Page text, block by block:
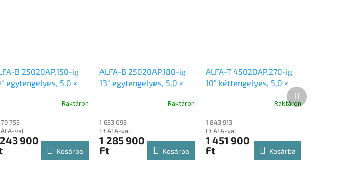
B 25020AP.150-ig
egytengelyes, 5,0 ×
alsókerekes
tréler,
autószállító
Raktáron
753
val
900
Kosárba
ALFA-B 25020AP.180-ig
13″ egytengelyes, 5,0 ×
fékezett alsókerekes
utánfutó tréler,
trailer/autószállító
Raktáron
1 633 093
Ft ÁFA-val
1 285 900
Ft
Kosárba
ALFA-T 45020AP.270-ig
10″ kéttengelyes, 5,0 ×
fékezett, alsókerekes,
utánfutó, tréler,
trailer/autószállító
Raktáron
1 843 913
Ft ÁFA-val
1 451 900
Ft
Kosárba
Következő
termék